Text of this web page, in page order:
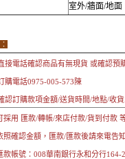
室外/牆面/地面
接電話確認商品有無現貨 或確認預
購電話0975-005-573陳
認訂購款項金額/送貨時間/地點/收
採用 匯款/轉帳/來店付款/貨到付款
照確認金額，匯款/匯款後請來電告
款帳號：008華南銀行永和分行164-